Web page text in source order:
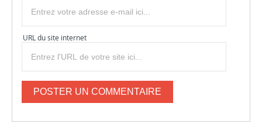
URL du site internet